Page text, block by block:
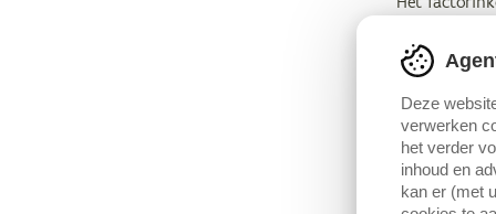
Als we
maximum)
Daarnaast
door.
bedrijf. Er
Deze
verwerken
het verder
inhoud en
kan er (met